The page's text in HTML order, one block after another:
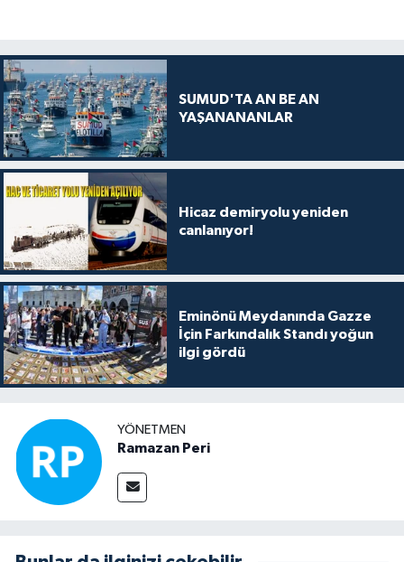
SUMUD'TA AN BE AN
YAŞANANANLAR
Hicaz demiryolu yeniden
canlanıyor!
Eminönü Meydanında Gazze
İçin Farkındalık Standı yoğun
ilgi gördü
YÖNETMEN
Ramazan Peri